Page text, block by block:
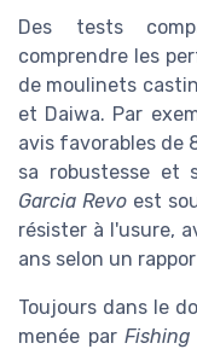
Des tests
comprendre les
de moulinets
et Daiwa. Par
avis favorables de
sa robustesse et
Garcia Revo est
résister à l'usure,
ans selon un
Toujours dans le
menée parFishing